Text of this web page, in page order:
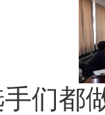
都做